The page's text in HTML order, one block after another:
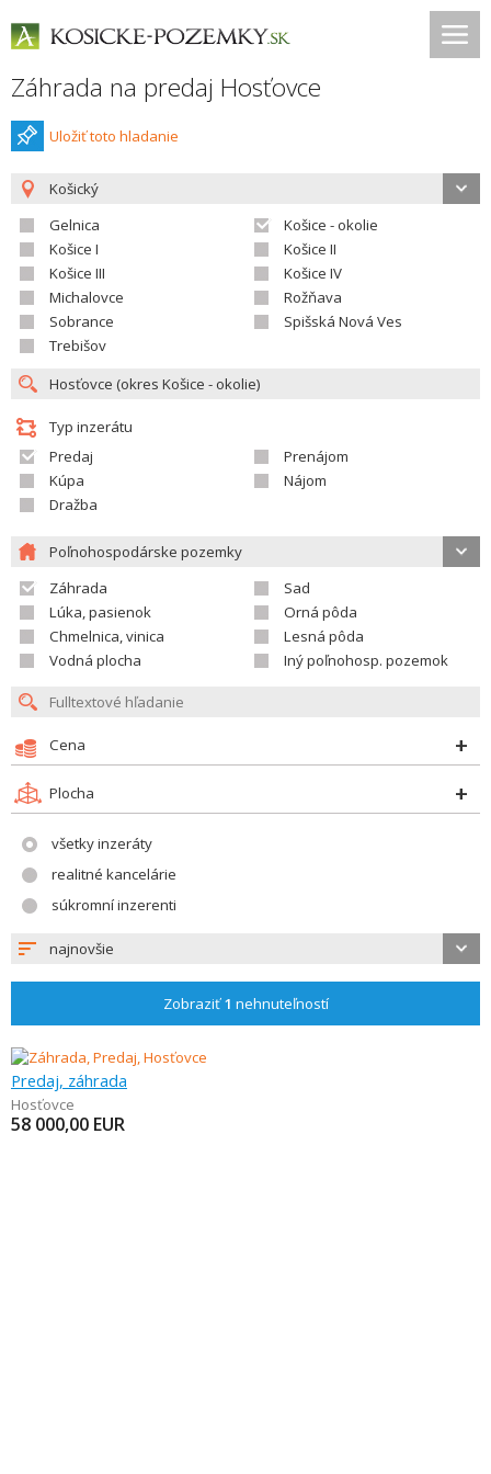
Záhrada na predaj Hosťovce
Uložiť toto hladanie
Košický
Gelnica
Košice - okolie
Košice I
Košice II
Košice III
Košice IV
Michalovce
Rožňava
Sobrance
Spišská Nová Ves
Trebišov
Typ inzerátu
Predaj
Prenájom
Kúpa
Nájom
Dražba
Poľnohospodárske pozemky
Záhrada
Sad
Lúka, pasienok
Orná pôda
Chmelnica, vinica
Lesná pôda
Vodná plocha
Iný poľnohosp. pozemok
Cena
Plocha
všetky inzeráty
realitné kancelárie
súkromní inzerenti
najnovšie
Zobraziť1 nehnuteľností
Predaj, záhrada
Hosťovce
58 000,00 EUR